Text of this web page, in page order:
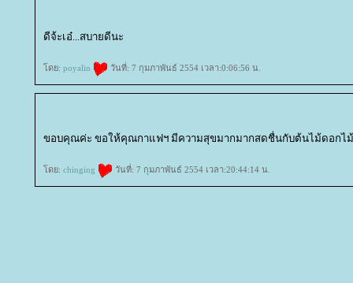
ดีจ้ะเอ๋...สบายดีนะ
ดย: poyalin วันที่: 7 กุมภาพันธ์ 2554 เวลา:0:06:56 น.
ขอบคุณค่ะ ขอให้คุณกาแฟฯ มีความสุขมากมากสดชื่นกับต้นไม้ดอกไ
ดย: chinging วันที่: 7 กุมภาพันธ์ 2554 เวลา:20:44:14 น.